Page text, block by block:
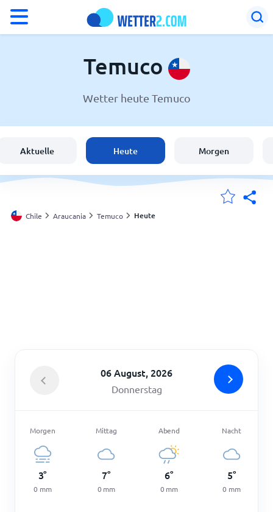
Wetter in Temuco
Schweiz
Deutschland
Temuco
Wetter heute Temuco
Aktuelle Heute Morgen
Chile Araucania Temuco Heute
06 August, 2026
Donnerstag
Morgen
3°
0 mm
Mittag
7°
0 mm
Abend
6°
0 mm
Nacht
5°
0 mm